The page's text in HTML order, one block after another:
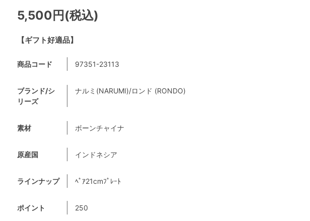
【ギフト好適品】
5,500円(税込)
商品コード 97351-23113
ブランド/シ
リーズ
ナルミ(NARUMI)/ロンド (RONDO)
素材 ボーンチャイナ
原産国 インドネシア
ラインナップ ﾍﾟｱ21cmﾌﾟﾚｰﾄ
ポイント 250